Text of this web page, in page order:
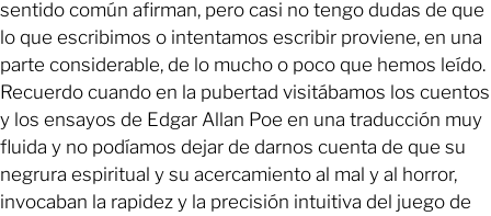
sentido común afirman, pero casi no tengo dudas de que
lo que escribimos o intentamos escribir proviene, en una
parte considerable, de lo mucho o poco que hemos leído.
Recuerdo cuando en la pubertad visitábamos los cuentos
y los ensayos de Edgar Allan Poe en una traducción muy
fluida y no podíamos dejar de darnos cuenta de que su
negrura espiritual y su acercamiento al mal y al horror,
invocaban la rapidez y la precisión intuitiva del juego de